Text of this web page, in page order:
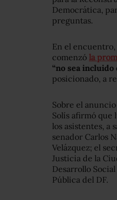
Democrática,
preguntas.
En el encuentro,
comenzó la
“no sea incluido
posicionado, a
Sobre el
Solís afirmó que
los asistentes, a
senador Carlos
Velázquez; el
Justicia de la
Desarrollo
Pública del DF.